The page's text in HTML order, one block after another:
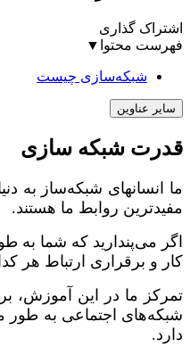
اشتراک گذاری
فهرست محتوا ▼
شبکه‌سازی چیست
سایر عناوین
قدرت شبکه سازی
ما انسانهای شبکه‌ساز به
مفیدترین روابط ما هستند.
اگر می‌پندارید که شما به
کار و برقراری ارتباط هر
تمرکز ما در این آموزش، بر
شبکه‌های اجتماعی به طور
دارد.